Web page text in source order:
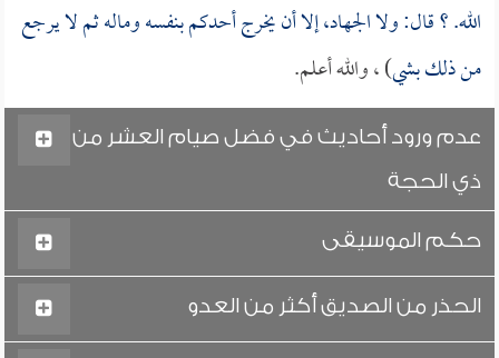
الله. ؟ قال: ولا الجهاد، إلا أن يخرج أحدكم بنفسه وماله ثم لا يرجع
من ذلك بشي) ، والله أعلم.
عدم ورود أحاديث في فضل صيام العشر من
ذي الحجة
حكم الموسيقى
الحذر من الصديق أكثر من العدو